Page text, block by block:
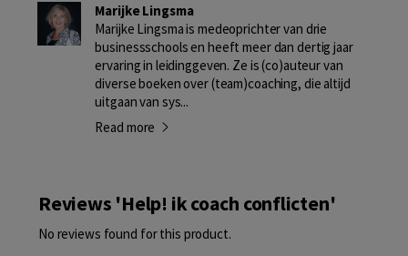
Marijke Lingsma
Marijke Lingsma is medeoprichter van drie
businessschools en heeft meer dan dertig jaar
ervaring in leidinggeven. Ze is (co)auteur van
diverse boeken over (team)coaching, die altijd
uitgaan van sys...
Read more
Reviews 'Help! ik coach conflicten'
No reviews found for this product.